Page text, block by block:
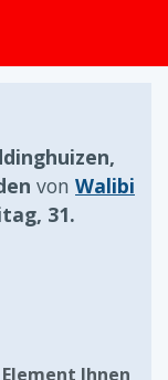
von Walibi
31.
Ihnen